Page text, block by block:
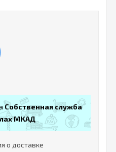
Собственная служба
МКАД
о доставке